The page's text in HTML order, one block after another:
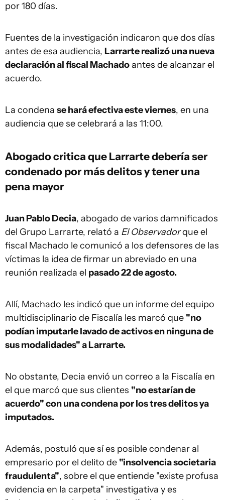
por 180 días.
Fuentes de la investigación indicaron que dos días
antes de esa audiencia, Larrarte realizó una nueva
declaración al fiscal Machadoantes de alcanzar el
acuerdo.
La condena se hará efectiva este viernes, en una
audiencia que se celebrará a las 11:00.
Abogado critica que Larrarte debería ser
condenado por más delitos y tener una
pena mayor
Juan Pablo Decia, abogado de varios damnificados
del Grupo Larrarte, relató a El Observadorque el
fiscal Machado le comunicó a los defensores de las
víctimas la idea de firmar un abreviado en una
reunión realizada el pasado 22 de agosto.
Allí, Machado les indicó que un informe del equipo
multidisciplinario de Fiscalía les marcó que "no
podían imputarle lavado de activos en ninguna de
sus modalidades" a Larrarte.
No obstante, Decia envió un correo a la Fiscalía en
el que marcó que sus clientes "no estarían de
acuerdo" con una condena por los tres delitos ya
imputados.
Además, postuló que sí es posible condenar al
empresario por el delito de "insolvencia societaria
fraudulenta", sobre el que entiende "existe profusa
evidencia en la carpeta" investigativa y es